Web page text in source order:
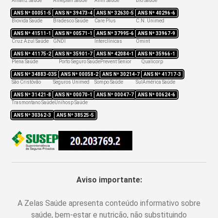
Rede credenciada
ANS Nº 00051-5 ANS Nº 39473-4 ANS Nº 32630-5 ANS Nº 40296-6
Biovida Saúde
ANS Nº 41511-1
Bradesco Saúde
ANS Nº 00571-1
Care Plus
ANS Nº 37995-6
C.N. Unimed
ANS Nº 33967-9
Cruz Azul Saúde
ANS Nº 41175-2
GNDI
ANS Nº 35901-7
Interclínicas
ANS Nº 42084-1
Omint
ANS Nº 35966-1
Plena Saúde
ANS Nº 34883-035
Porto Seguro Saúde
ANS Nº 00058-2
Prevent Senior
ANS Nº 30214-7
Qualicorp
ANS Nº 41717-3
São Cristóvão
ANS Nº 31421-8
Seguros Unimed
ANS Nº 00070-1
Sompo Saúde
ANS Nº 00047-7
SulAmérica Saúde
ANS Nº 00624-6
Trasmontano Saúde
ANS Nº 30362-3
Unihosp Saúde
ANS Nº 38525-5
Aviso importante:
A Zelas Saúde apresenta conteúdo informativo sobre
saúde, bem-estar e nutrição, não substituindo